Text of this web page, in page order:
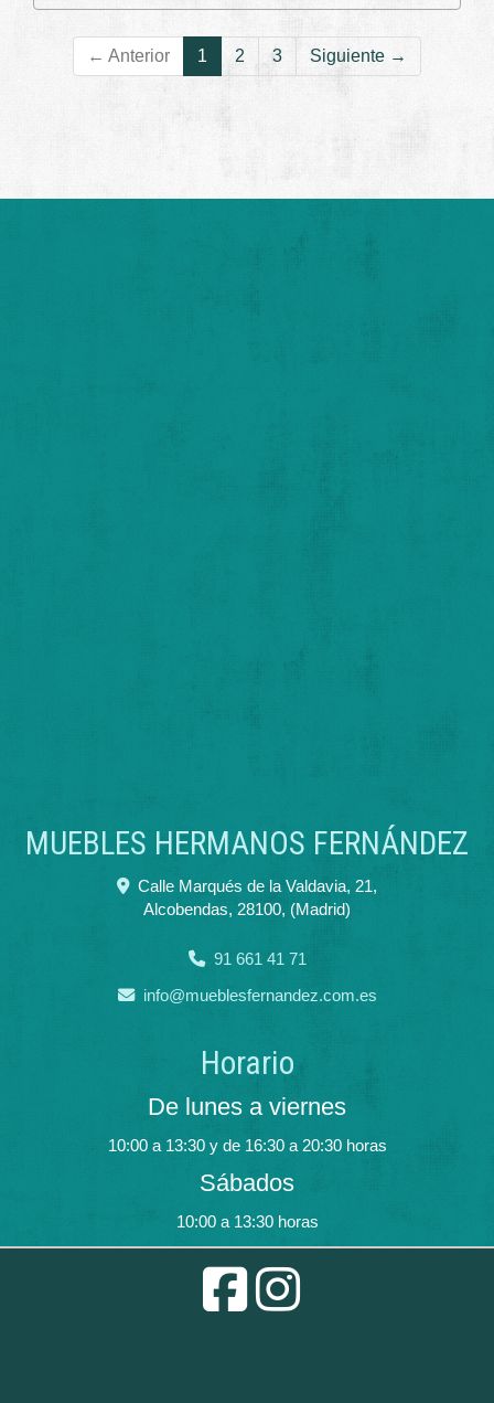
← Anterior 1 2 3 Siguiente →
MUEBLES HERMANOS FERNÁNDEZ
Calle Marqués de la Valdavia, 21,
Alcobendas, 28100, (Madrid)
91 661 41 71
info
mueblesfernandez.com.es
Horario
De lunes a viernes
10:00 a 13:30 y de 16:30 a 20:30 horas
Sábados
10:00 a 13:30 horas